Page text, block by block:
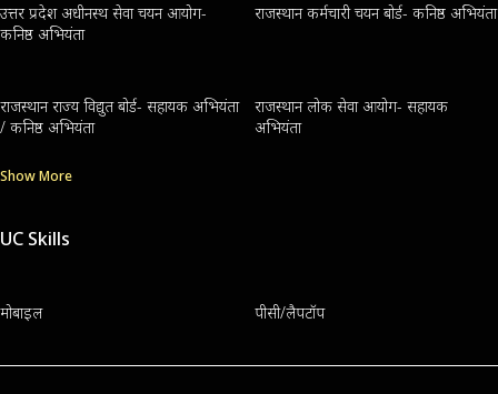
उत्तर प्रदेश अधीनस्थ सेवा चयन आयोग-
कनिष्ठ अभियंता
राजस्थान कर्मचारी चयन बोर्ड- कनिष्ठ अभियंता
राजस्थान राज्य विद्युत बोर्ड- सहायक अभियंता
/ कनिष्ठ अभियंता
राजस्थान लोक सेवा आयोग- सहायक
अभियंता
Show More
UC Skills
मोबाइल पीसी/लैपटॉप